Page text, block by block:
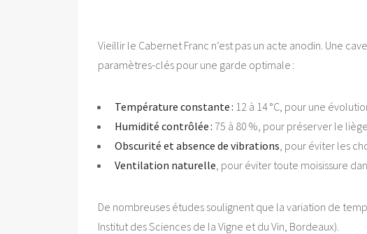
Vieillir le Cabernet Franc n’est pas un acte anodin. Une
paramètres-clés pour une garde optimale :
Température constante : 12 à 14 °C, pour une
Humidité contrôlée : 75 à 80 %, pour préserver le
Obscurité et absence de vibrations , pour éviter les
Ventilation naturelle , pour éviter toute moisissure
De nombreuses études soulignent que la variation de
Institut des Sciences de la Vigne et du Vin, Bordeaux).